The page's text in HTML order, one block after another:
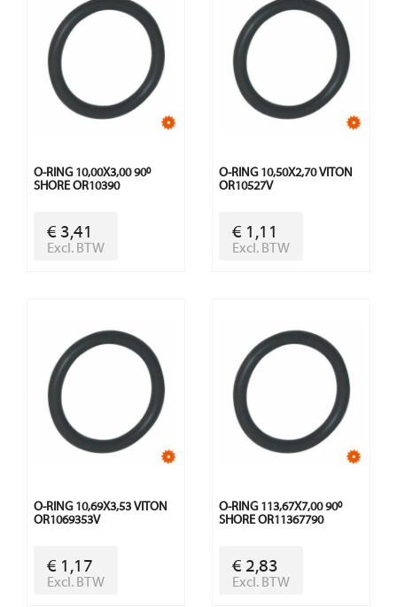
O-RING 10,00X3,00 90º
SHORE OR10390
€ 3,41
Excl. BTW
O-RING 10,50X2,70 VITON
OR10527V
€ 1,11
Excl. BTW
O-RING 10,69X3,53 VITON
OR1069353V
€ 1,17
Excl. BTW
O-RING 113,67X7,00 90º
SHORE OR11367790
€ 2,83
Excl. BTW